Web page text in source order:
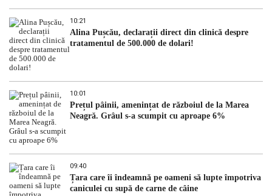
10:21
Alina Pușcău, declarații direct din clinică despre
tratamentul de 500.000 de dolari!
10:01
Prețul pâinii, amenințat de războiul de la Marea
Neagră. Grâul s-a scumpit cu aproape 6%
09:40
Țara care îi îndeamnă pe oameni să lupte împotriva
caniculei cu supă de carne de câine